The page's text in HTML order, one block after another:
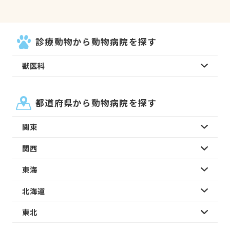
診療動物から動物病院を探す
獣医科
都道府県から動物病院を探す
関東
関西
東海
北海道
東北